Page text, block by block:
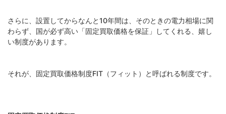
さらに、設置してからなんと10年間は、そのときの電力相場に関
わらず、国が必ず高い「固定買取価格を保証」してくれる、嬉し
い制度があります。
それが、固定買取価格制度FIT（フィット）と呼ばれる制度です。